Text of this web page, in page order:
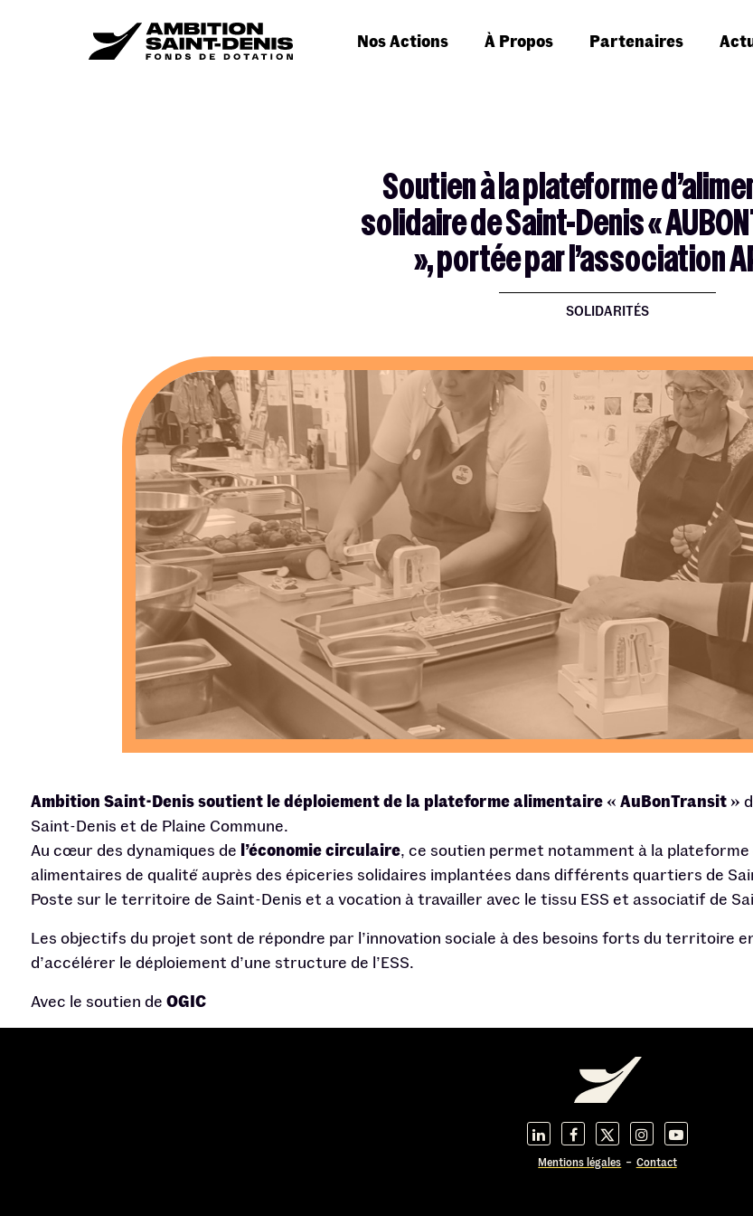
Nos Actions À Propos Partenaires
Soutien à la plateforme
solidaire de Saint-Denis «
», portée par l’association
SOLIDARITÉS
Ambition Saint-Denis soutient le déploiement de la plateforme alimentaire « AuBonTransit »
Saint-Denis et de Plaine Commune.
Au cœur des dynamiques de l’économie circulaire, ce soutien permet notamment à la
alimentaires de qualité́ auprès des épiceries solidaires implantées dans différents quartiers de
Poste sur le territoire de Saint-Denis et a vocation à travailler avec le tissu ESS et associatif de
Les objectifs du projet sont de répondre par l’innovation sociale à des besoins forts du territoire
d’accélérer le déploiement d’une structure de l’ESS.
Avec le soutien de OGIC
Mentions légales Contact